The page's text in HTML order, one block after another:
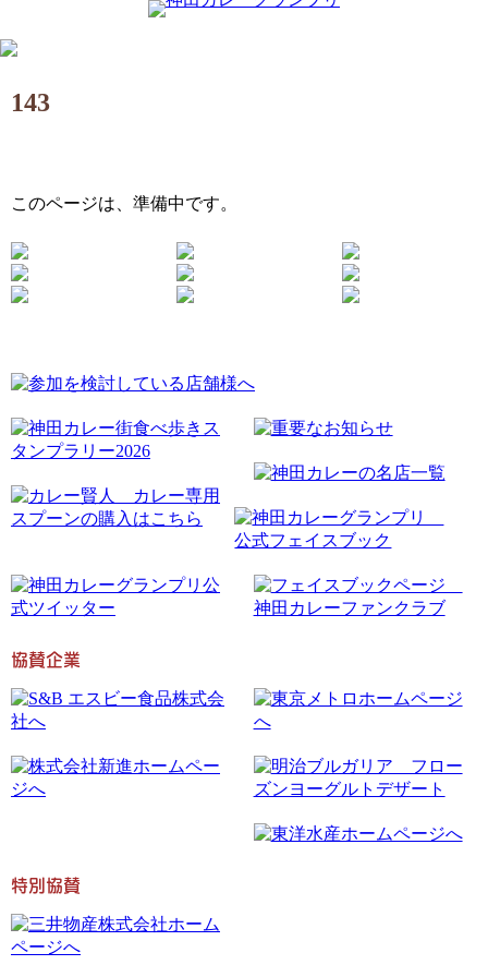
143
このページは、準備中です。
協賛企業
特別協賛